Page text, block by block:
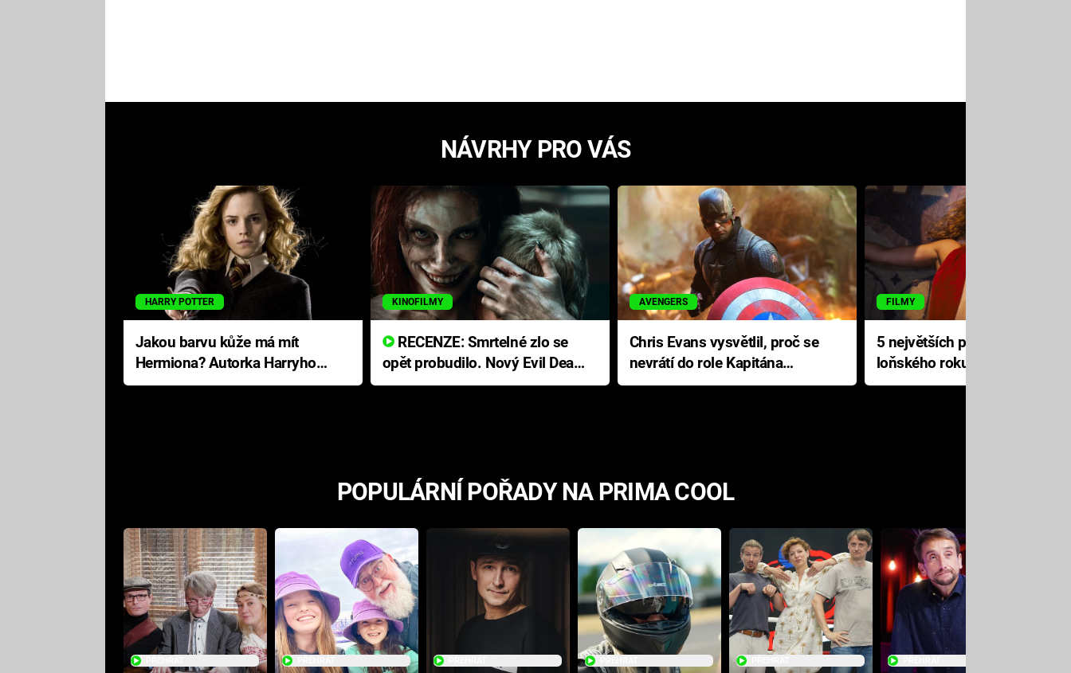
NÁVRHY PRO VÁS
HARRY POTTER
Jakou barvu kůže má mít
Hermiona? Autorka Harryho
Pottera přišla s ráznou
KINOFILMY
RECENZE: Smrtelné zlo se
opět probudilo. Nový Evil Dead
přichází s neodolatelnou
AVENGERS
Chris Evans vysvětlil, proč se
nevrátí do role Kapitána
Ameriky
FILMY
5 největších propadáků
loňského roku: Disney na
jediné katastrofě prodělal 200
POPULÁRNÍ POŘADY NA PRIMA COOL